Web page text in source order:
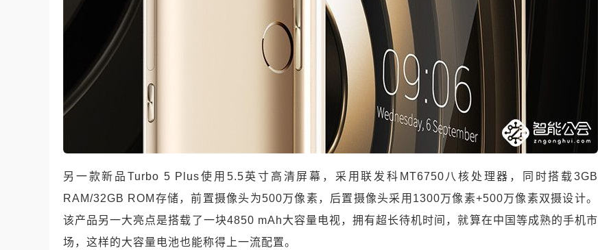
另一款新品Turbo 5 Plus使用5.5英寸高清屏幕，采用联发科MT6750八核处理器，同时搭载3GB
RAM/32GB ROM存储，前置摄像头为500万像素，后置摄像头采用1300万像素+500万像素双摄设计。
该产品另一大亮点是搭载了一块4850 mAh大容量电视，拥有超长待机时间，就算在中国等成熟的手机市
场，这样的大容量电池也能称得上一流配置。